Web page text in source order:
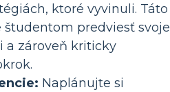
ktoré vyvinuli. Táto
predviesť svoje
a zároveň kriticky
Naplánujte si